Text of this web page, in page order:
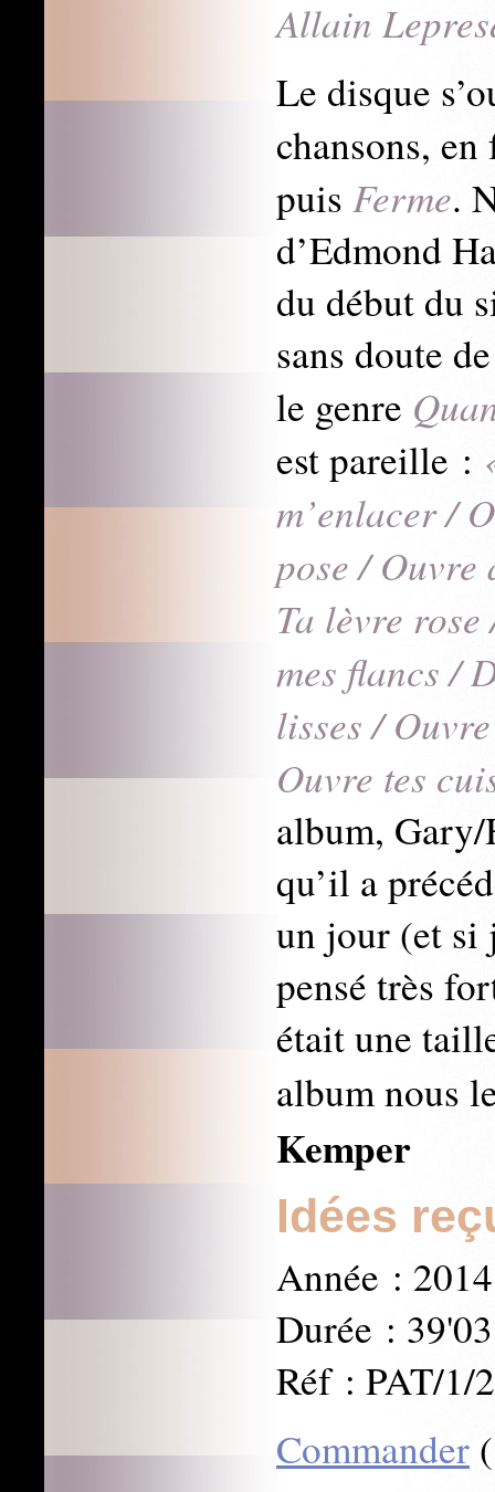
Allain
Le disque
chansons,
puis Ferme.
d’Edmond
du début du
sans doute
le genre
est pareille :
m’enlacer /
pose / Ouvre
Ta lèvre
mes flancs /
lisses /
Ouvre tes
album,
qu’il a
un jour (et si
pensé très
était une
album nous
Kemper
Idées
Année : 2014
Durée : 39'03
Réf : PAT/1/
Commander